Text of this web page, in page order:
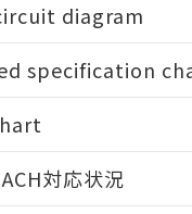
diagram
specification
対応状況